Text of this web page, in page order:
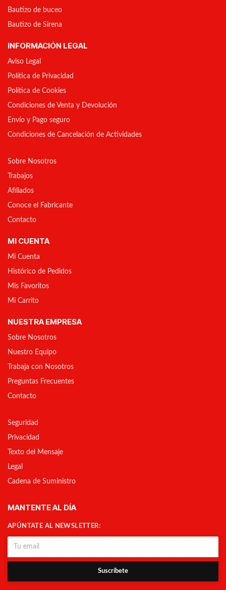
Bautizo de buceo
Bautizo de Sirena
INFORMACIÓN LEGAL
Aviso Legal
Política de Privacidad
Política de Cookies
Condiciones de Venta y Devolución
Envío y Pago seguro
Condiciones de Cancelación de Actividades
Sobre Nosotros
Trabajos
Afiliados
Conoce el Fabricante
Contacto
MI CUENTA
Mi Cuenta
Histórico de Pedidos
Mis Favoritos
Mi Carrito
NUESTRA EMPRESA
Sobre Nosotros
Nuestro Equipo
Trabaja con Nosotros
Preguntas Frecuentes
Contacto
Seguridad
Privacidad
Texto del Mensaje
Legal
Cadena de Suministro
MANTENTE AL DÍA
APÚNTATE AL NEWSLETTER:
Suscríbete